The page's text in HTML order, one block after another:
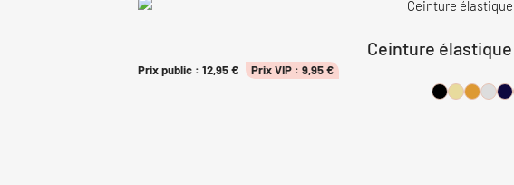
Ceinture
Prix public : 12,95€ Prix VIP : 9,95€